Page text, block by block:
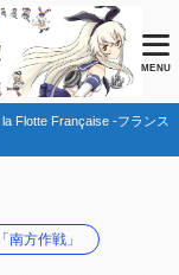
MENU
Flotte Française -フランス
南方作戦」